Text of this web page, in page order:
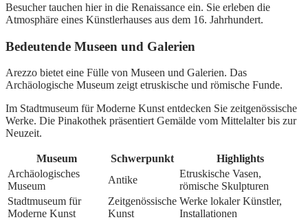
Besucher tauchen hier in die Renaissance ein. Sie erleben die
Atmosphäre eines Künstlerhauses aus dem 16. Jahrhundert.
Bedeutende Museen und Galerien
Arezzo bietet eine Fülle von Museen und Galerien. Das
Archäologische Museum zeigt etruskische und römische Funde.
Im Stadtmuseum für Moderne Kunst entdecken Sie zeitgenössische
Werke. Die Pinakothek präsentiert Gemälde vom Mittelalter bis zur
Neuzeit.
Museum Schwerpunkt
Highlights
Archäologisches
Museum
Antike
Etruskische Vasen,
römische Skulpturen
Stadtmuseum für
Moderne Kunst
Zeitgenössische
Kunst
Werke lokaler Künstler,
Installationen